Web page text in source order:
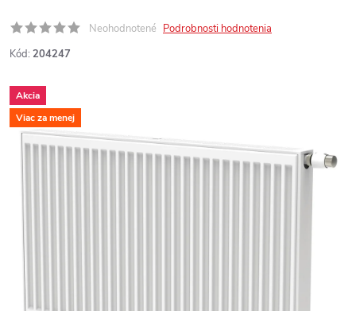
Neohodnotené Podrobnosti hodnotenia
Kód: 204247
Akcia
Viac za menej